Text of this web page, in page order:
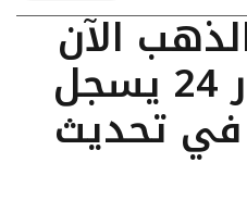
الآن
في مصر: عيار 24 يسجل
في تحديث